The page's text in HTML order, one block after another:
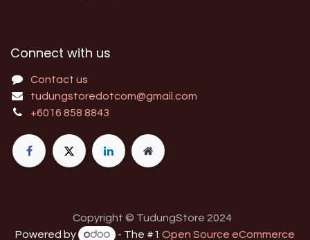
Connect with us
Contact us
tudungstoredotcom@gmail.com
+6016 858 8843
Copyright © TudungStore 2024
Powered by
- The #1Open Source eCommerce